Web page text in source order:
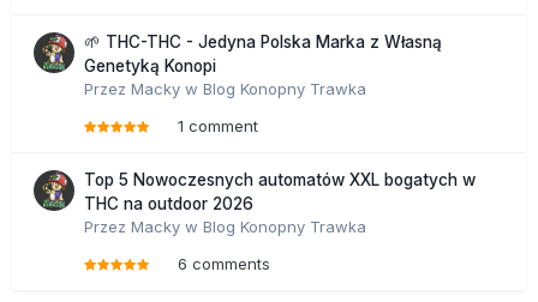
🌱 THC-THC - Jedyna Polska Marka z Własną
Genetyką Konopi
Przez Macky w Blog Konopny Trawka
1 comment
Top 5 Nowoczesnych automatów XXL bogatych w
THC na outdoor 2026
Przez Macky w Blog Konopny Trawka
6 comments